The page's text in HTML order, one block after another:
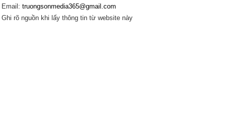
Email: truongsonmedia365@gmail.com
Ghi rõ nguồn khi lấy thông tin từ website này